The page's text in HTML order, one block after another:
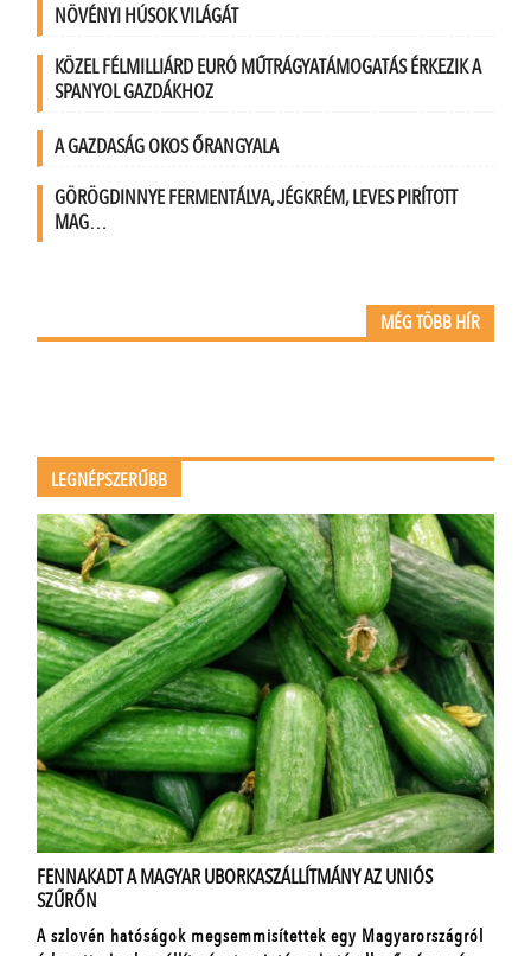
NÖVÉNYI HÚSOK VILÁGÁT
KÖZEL FÉLMILLIÁRD EURÓ MŰTRÁGYATÁMOGATÁS ÉRKEZIK A
SPANYOL GAZDÁKHOZ
A GAZDASÁG OKOS ŐRANGYALA
GÖRÖGDINNYE FERMENTÁLVA, JÉGKRÉM, LEVES PIRÍTOTT
MAG…
MÉG TÖBB HÍR
LEGNÉPSZERŰBB